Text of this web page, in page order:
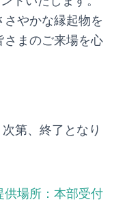
やかな縁起物を
さまのご来場を心
第、終了となり
供場所：本部受付